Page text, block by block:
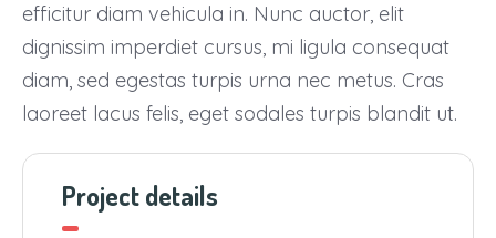
efficitur diam vehicula in. Nunc auctor, elit
dignissim imperdiet cursus, mi ligula consequat
diam, sed egestas turpis urna nec metus. Cras
laoreet lacus felis, eget sodales turpis blandit ut.
Project details